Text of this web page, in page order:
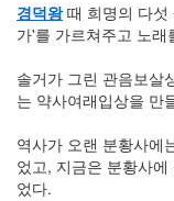
경덕왕때 희명의 다섯
가'를 가르쳐주고 노
솔거가 그린 관음보살
는 약사여래입상을 만
역사가 오랜 분황사에
었고, 지금은 분황사
었다.